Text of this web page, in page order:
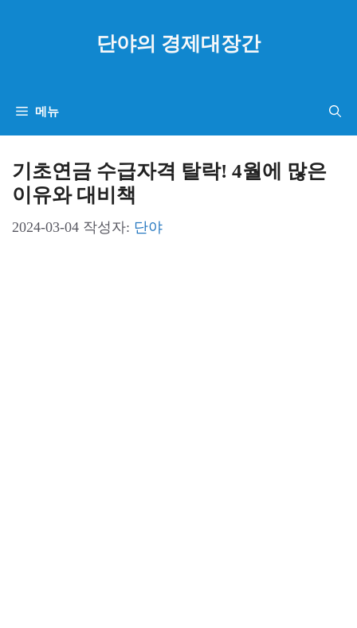
기
단야의 경제대장간
메뉴
기초연금 수급자격 탈락! 4월에 많은
이유와 대비책
2024-03-04 작성자: 단야